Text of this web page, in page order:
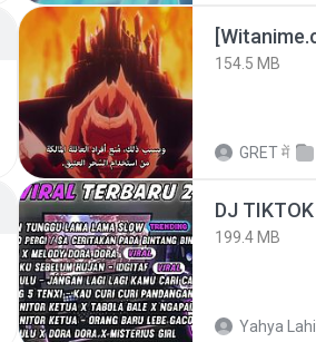
154.5 MB
GRETमें
199.4 MB
Yahya